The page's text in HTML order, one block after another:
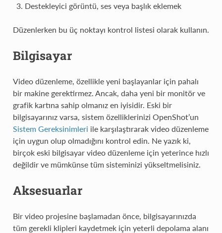
Destekleyici görüntü, ses veya başlık eklemek
Düzenlerken bu üç noktayı kontrol listesi olarak kullanın.
Bilgisayar
Video düzenleme, özellikle yeni başlayanlar için pahalı
bir makine gerektirmez. Ancak, daha yeni bir monitör ve
grafik kartına sahip olmanız en iyisidir. Eski bir
bilgisayarınız varsa, sistem özelliklerinizi OpenShot’un
Sistem Gereksinimleri ile karşılaştırarak video düzenleme
için uygun olup olmadığını kontrol edin. Ne yazık ki,
birçok eski bilgisayar video düzenleme için yeterince hızlı
değildir ve mümkünse tüm sisteminizi yükseltmelisiniz.
Aksesuarlar
Bir video projesine başlamadan önce, bilgisayarınızda
tüm gerekli klipleri kaydetmek için yeterli depolama alanı